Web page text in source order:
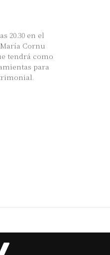
20.30 en el
Cornu
tendrá como
para